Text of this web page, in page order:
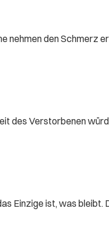
den Schmerz
des Verstorbenen
Einzige ist, was bleibt.